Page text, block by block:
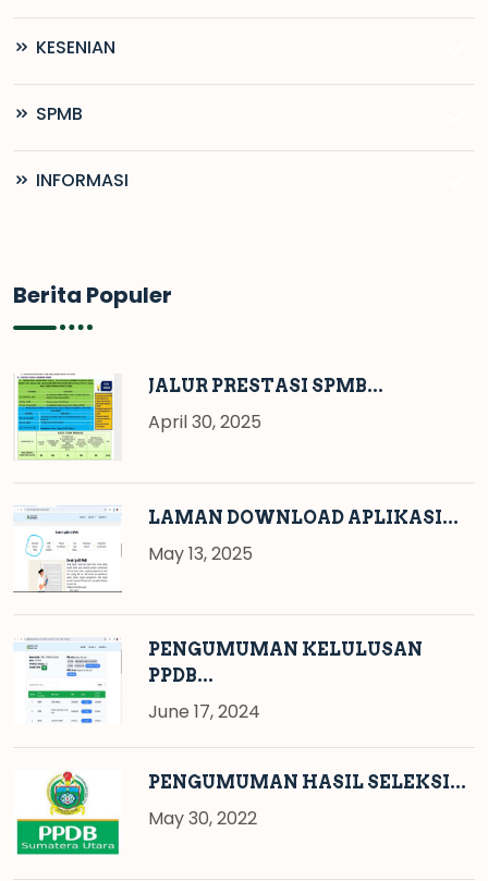
KESENIAN
SPMB
INFORMASI
Berita Populer
JALUR PRESTASI SPMB...
April 30, 2025
LAMAN DOWNLOAD APLIKASI...
May 13, 2025
PENGUMUMAN KELULUSAN
PPDB...
June 17, 2024
PENGUMUMAN HASIL SELEKSI...
May 30, 2022